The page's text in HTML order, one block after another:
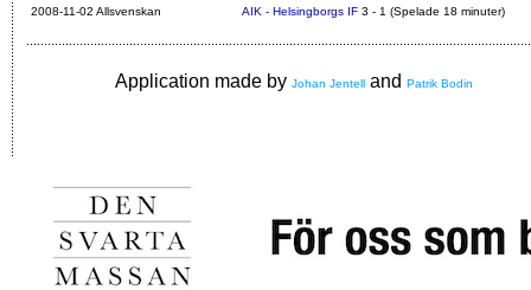
2008-11-02 Allsvenskan
AIK - Helsingborgs IF 3 - 1 (Spelade 18 minuter)
Application made by Johan Jentell and Patrik Bodin